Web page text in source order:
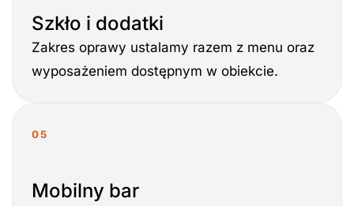
Szkło i dodatki
Zakres oprawy ustalamy razem z menu oraz
wyposażeniem dostępnym w obiekcie.
05
Mobilny bar